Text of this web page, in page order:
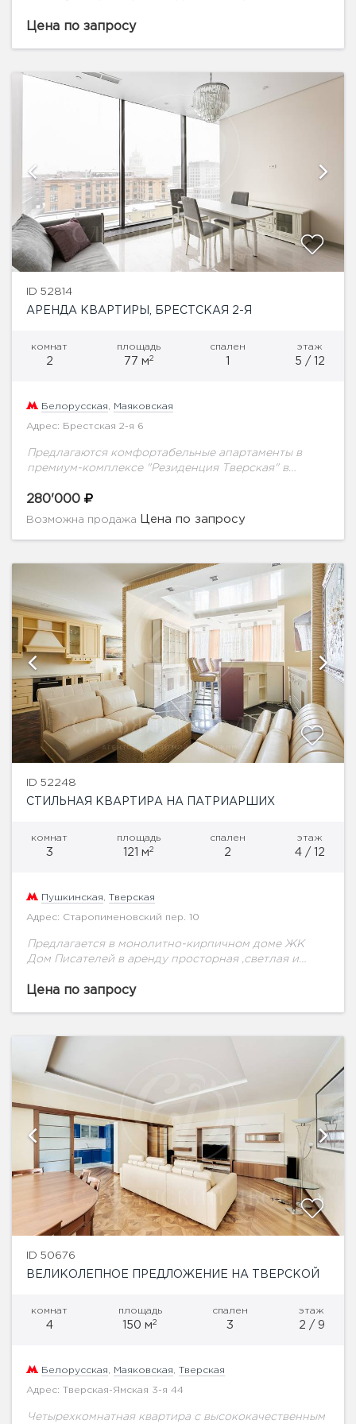
«Столешников, 7» и продается с отделкой. На
Цена по запросу
ID 52814
АРЕНДА КВАРТИРЫ, БРЕСТСКАЯ 2-Я
комнат
2
площадь
77 м2
спален
1
этаж
5 / 12
Белорусская Маяковская
Адрес: Брестская 2-я 6
Предлагаются комфортабельные апартаменты в
премиум-комплексе "Резиденция Тверская" в
и техника ведущих фирм производителей. Две
ванные комнаты, гардеробная комната,
280'000
Возможна продажа Цена по запросу
ID 52248
СТИЛЬНАЯ КВАРТИРА НА ПАТРИАРШИХ
комнат
3
площадь
121 м2
спален
2
этаж
4 / 12
Пушкинская Тверская
Адрес: Старопименовский пер. 10
Предлагается в монолитно-кирпичном доме ЖК
Дом Писателей в аренду просторная ,светлая и
подземном паркинге. Планировка кухня -гостиная с
Цена по запросу
ID 50676
ВЕЛИКОЛЕПНОЕ ПРЕДЛОЖЕНИЕ НА ТВЕРСКОЙ
комнат
4
площадь
150 м2
спален
3
этаж
2 / 9
Белорусская Маяковская Тверская
Адрес: Тверская-Ямская 3-я 44
Четырехкомнатная квартира с высококачественным